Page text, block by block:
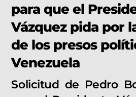
para que el
Vázquez pida por
de los presos
Venezuela
Solicitud de Pedro